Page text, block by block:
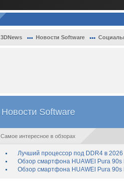
3DNews Новости Software
Новости Software
Самое интересное в обзорах
Лучший процессор под DDR4 в 2026
Обзор смартфона HUAWEI Pura 90s
Обзор смартфона HUAWEI Pura